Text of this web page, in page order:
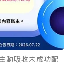
動吸收未成功配